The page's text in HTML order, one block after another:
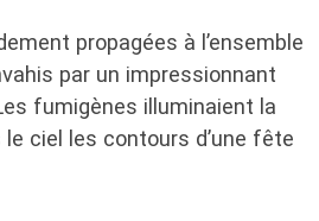
propagées à l’ensemble
par un impressionnant
fumigènes illuminaient la
ciel les contours d’une fête